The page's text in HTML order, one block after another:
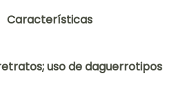
Características
uso de daguerrotipos